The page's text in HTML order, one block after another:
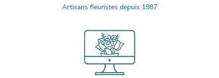
Artisans fleuristes depuis 1987